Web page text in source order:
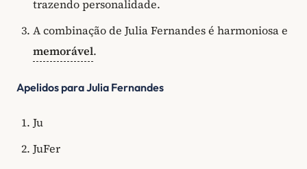
trazendo personalidade.
A combinação de Julia Fernandes é harmoniosa e
memorável.
Apelidos para Julia Fernandes
Ju
JuFer